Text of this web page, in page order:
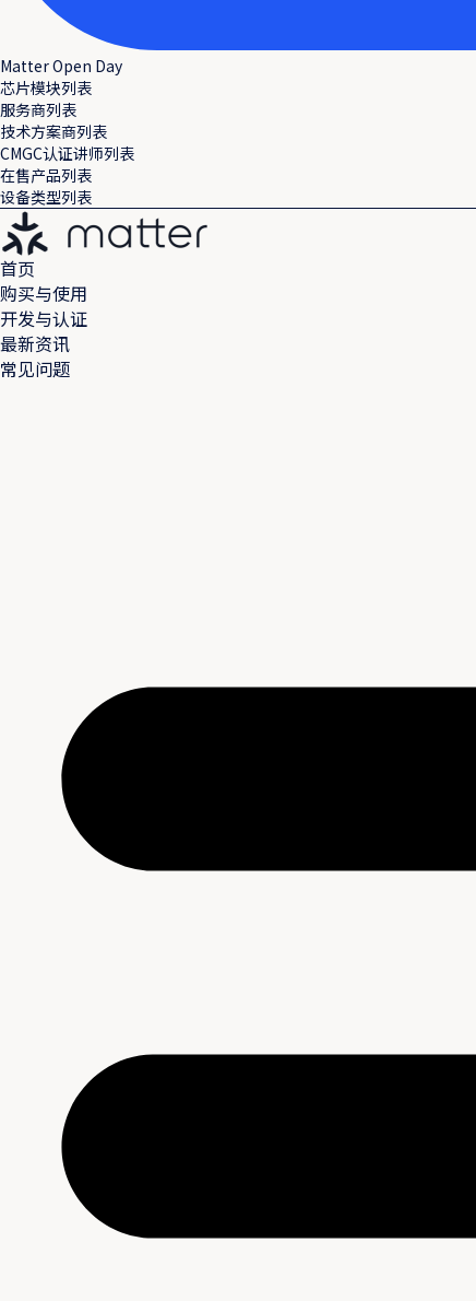
Matter Open Day
芯片模块列表
服务商列表
技术方案商列表
CMGC认证讲师列表
在售产品列表
设备类型列表
首页
购买与使用
开发与认证
最新资讯
常见问题